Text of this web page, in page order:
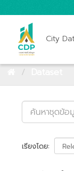
City
เรียงโดย